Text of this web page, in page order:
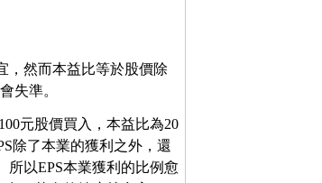
，然而本益比等於股價除
失準。
元股價買入，本益比為20
除了本業的獲利之外，還
以EPS本業獲利的比例愈